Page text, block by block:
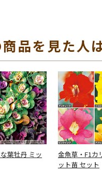
商品を見た人
葉牡丹 ミッ
金魚草・F1カ
ット苗 セット